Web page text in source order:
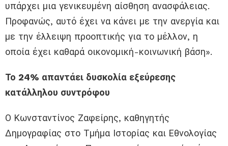
υπάρχει μια γενικευμένη αίσθηση ανασφάλειας.
Προφανώς, αυτό έχει να κάνει με την ανεργία και
με την έλλειψη προοπτικής για το μέλλον, η
οποία έχει καθαρά οικονομική-κοινωνική βάση».
Το 24% απαντάει δυσκολία εξεύρεσης
κατάλληλου συντρόφου
Ο Κωνσταντίνος Ζαφείρης, καθηγητής
Δημογραφίας στο Τμήμα Ιστορίας και Εθνολογίας